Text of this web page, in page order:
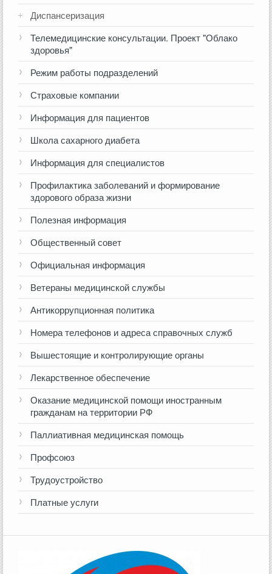
Диспансеризация
Телемедицинские консультации. Проект "Облако
здоровья"
Режим работы подразделений
Страховые компании
Информация для пациентов
Школа сахарного диабета
Информация для специалистов
Профилактика заболеваний и формирование
здорового образа жизни
Полезная информация
Общественный совет
Официальная информация
Ветераны медицинской службы
Антикоррупционная политика
Номера телефонов и адреса справочных служб
Вышестоящие и контролирующие органы
Лекарственное обеспечение
Оказание медицинской помощи иностранным
гражданам на территории РФ
Паллиативная медицинская помощь
Профсоюз
Трудоустройство
Платные услуги